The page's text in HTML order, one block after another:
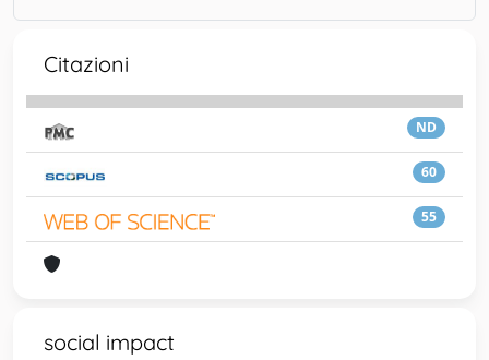
Citazioni
ND
60
55
social impact